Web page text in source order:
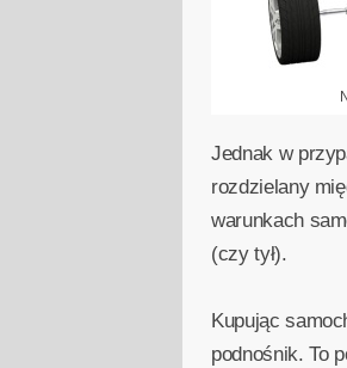
Jednak w
rozdzielany
warunkach
(czy tył).
Kupując
podnośnik. To